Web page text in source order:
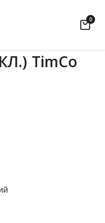
0
TimCo